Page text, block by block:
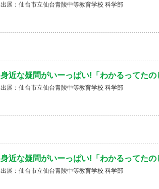
出展：仙台市立仙台青陵中等教育学校 科学部
身近な疑問がいーっぱい!「わかるってた
出展：仙台市立仙台青陵中等教育学校 科学部
身近な疑問がいーっぱい!「わかるってたの
出展：仙台市立仙台青陵中等教育学校 科学部